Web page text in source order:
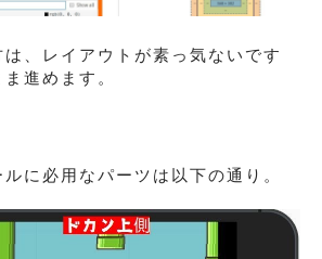
、レイアウトが素っ気ないです
進めます。
に必用なパーツは以下の通り。